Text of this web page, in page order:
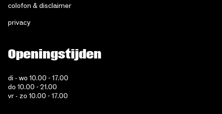
colofon & disclaimer
privacy
Openingstijden
di - wo 10.00 - 17.00
do 10.00 - 21.00
vr - zo 10.00 - 17.00